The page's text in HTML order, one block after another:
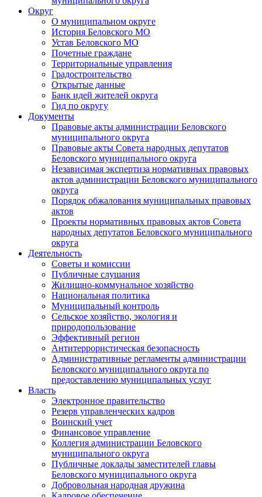
Округ
О муниципальном округе
История Беловского МО
Устав Беловского МО
Почетные граждане
Территориальные управления
Градостроительство
Открытые данные
Банк идей жителей округа
Гид по округу
Документы
Правовые акты администрации Беловского
муниципального округа
Правовые акты Совета народных депутатов
Беловского муниципального округа
Независимая экспертиза нормативных правовых
актов администрации Беловского муниципального
округа
Порядок обжалования муниципальных правовых
актов
Проекты нормативных правовых актов Совета
народных депутатов Беловского муниципального
округа
Деятельность
Советы и комиссии
Публичные слушания
Жилищно-коммунальное хозяйство
Национальная политика
Муниципальный контроль
Сельское хозяйство, экология и
природопользование
Эффективный регион
Антитеррористическая безопасность
Административные регламенты администрации
Беловского муниципального округа по
предоставлению муниципальных услуг
Власть
Электронное правительство
Резерв управленческих кадров
Воинский учет
Финансовое управление
Коллегия администрации Беловского
муниципального округа
Публичные доклады заместителей главы
Беловского муниципального округа
Добровольная народная дружина